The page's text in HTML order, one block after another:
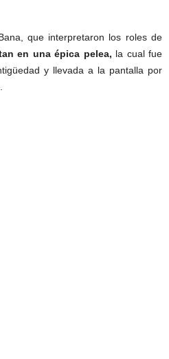
que interpretaron los roles de
en una épica pelea, la cual fue
y llevada a la pantalla por